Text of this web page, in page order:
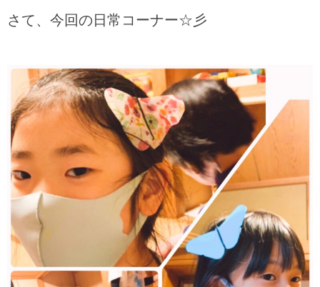
さて、今回の日常コーナー☆彡